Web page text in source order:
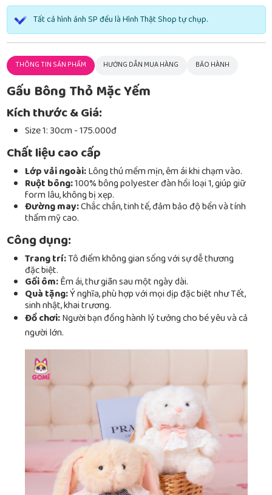
Tất cả hình ảnh SP đều là Hình Thật Shop tự chụp.
THÔNG TIN SẢN PHẨM HƯỚNG DẪN MUA HÀNG BẢO HÀNH
Gấu Bông Thỏ Mặc Yếm
Kích thước & Giá:
Size 1: 30cm - 175.000đ
Chất liệu cao cấp
Lớp vải ngoài:Lông thú mềm mịn, êm ái khi chạm vào.
Ruột bông:100% bông polyester đàn hồi loại 1, giúp giữ
form lâu, không bị xẹp.
Đường may:Chắc chắn, tinh tế, đảm bảo độ bền và tính
thẩm mỹ cao.
Công dụng:
Trang trí:Tô điểm không gian sống với sự dễ thương
đặc biệt.
Gối ôm:Êm ái, thư giãn sau một ngày dài.
Quà tặng:Ý nghĩa, phù hợp với mọi dịp đặc biệt như Tết,
sinh nhật, khai trương.
Đồ chơi:Người bạn đồng hành lý tưởng cho bé yêu và cả
người lớn.